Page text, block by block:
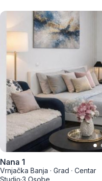
Nana 1
Vrnjačka Banja · Grad · Centar
Studio·3 Osobe